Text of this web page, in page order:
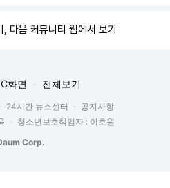
다음 커뮤니티 웹에서 보기
화면 전체보기
24시간 뉴스센터
공지사항
청소년보호책임자 : 이호원
Corp.